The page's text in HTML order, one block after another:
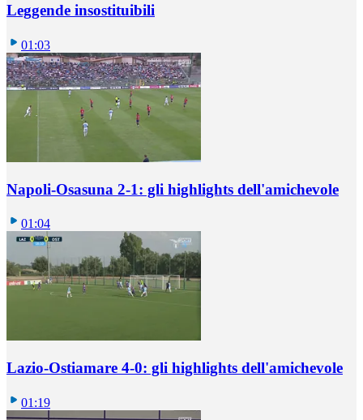
Leggende insostituibili
01:03
Napoli-Osasuna 2-1: gli highlights dell'amichevole
01:04
Lazio-Ostiamare 4-0: gli highlights dell'amichevole
01:19